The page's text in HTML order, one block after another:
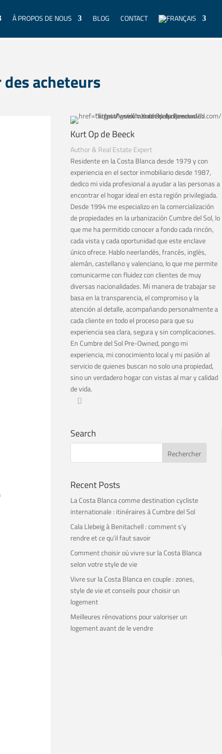
À PROPOS DE NOUS BLOG CONTACT
acheteurs
Kurt Op de Beeck
Author & Real Estate Expert
Residente en la Costa Blanca desde 1979 y con
experiencia en el sector inmobiliario desde 1987,
dedico mi vida profesional a ayudar a las personas a
encontrar el hogar ideal en esta región privilegiada.
Desde 1994 me especializo en la comercialización
de propiedades en la urbanización Cumbre del Sol, lo
que me ha permitido conocer a fondo cada rincón,
cada vista y cada oportunidad que este enclave
único ofrece. Hablo neerlandés, francés, inglés,
alemán, castellano y valenciano, lo que me permite
comunicarme con fluidez con clientes de muy
diversas nacionalidades. Mi manera de trabajar se
basa en la transparencia, el compromiso y la
atención al detalle, acompañando personalmente a
cada cliente en todo el proceso para que su
experiencia sea clara, segura y sin complicaciones.
En Cumbre del Sol Pre-Owned, pongo mi
experiencia, mi conocimiento local y mi pasión al
servicio de quienes buscan no solo una propiedad,
sino un verdadero hogar con vistas al mar y calidad
de vida.
Search
Recent Posts
La Costa Blanca comme destination cycliste
internationale : itinéraires à Cumbre del Sol
Cala Llebeig à Benitachell : comment s’y
rendre et ce qu’il faut savoir
Comment choisir où vivre sur la Costa Blanca
selon votre style de vie
Vivre sur la Costa Blanca en couple : zones,
style de vie et conseils pour choisir un
logement
Meilleures rénovations pour valoriser un
logement avant de le vendre